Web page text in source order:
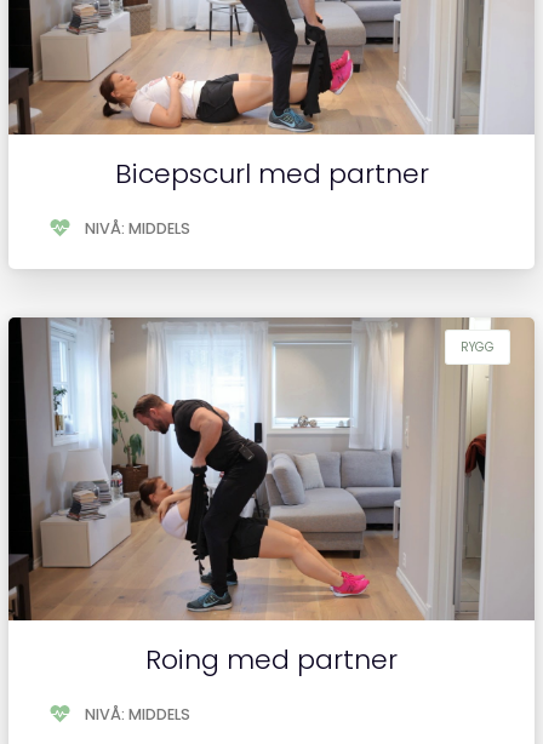
Bicepscurl med partner
NIVÅ: MIDDELS
Roing med partner
NIVÅ: MIDDELS